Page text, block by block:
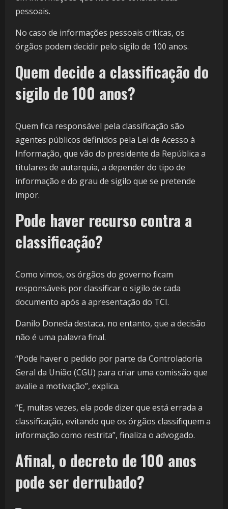
pessoais.
No caso de informações pessoais críticas, os
órgãos podem decidir pelo sigilo de 100 anos.
Quem decide a classificação do
sigilo de 100 anos?
Quem fica responsável pela classificação são
agentes públicos definidos pela Lei de Acesso à
Informação, que vão do presidente da República a
titulares de autarquia, a depender do tipo de
informação e do grau de sigilo que se pretende
impor.
Pode haver recurso contra a
classificação?
Como vimos, os órgãos do governo ficam
responsáveis por classificar o sigilo de cada
documento após a apresentação do TCI.
Danilo Doneda destaca, no entanto, que a decisão
não é uma palavra final.
“Pode haver o pedido por parte da Controladoria
Geral da União (CGU) para criar uma comissão que
avalie a motivação”, explica.
“E, muitas vezes, ela pode dizer que está errada a
classificação, evitando que os órgãos classifiquem a
informação como restrita”, finaliza o advogado.
Afinal, o decreto de 100 anos
pode ser derrubado?